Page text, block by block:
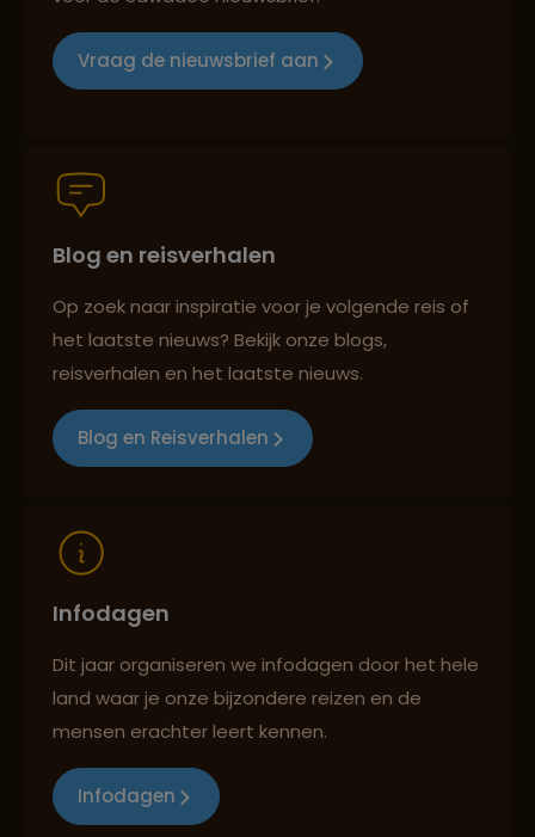
Lees meer over Skanderbeg Square
Lees meer over Valbona Valley
Lees meer over Via Egnatia
Best beoordeelde reisroutes
Reizen met oog voor mens, cultuur en milieu
Vraag de nieuwsbrief aan
Blog en reisverhalen
Op zoek naar inspiratie voor je volgende reis of
het laatste nieuws? Bekijk onze blogs,
reisverhalen en het laatste nieuws.
Blog en Reisverhalen
Infodagen
Dit jaar organiseren we infodagen door het hele
land waar je onze bijzondere reizen en de
mensen erachter leert kennen.
Infodagen